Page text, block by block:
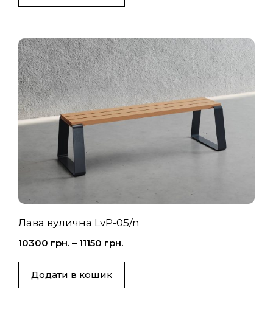
Лава вулична LvP-05/n
10300 грн. – 11150 грн.
Додати в кошик